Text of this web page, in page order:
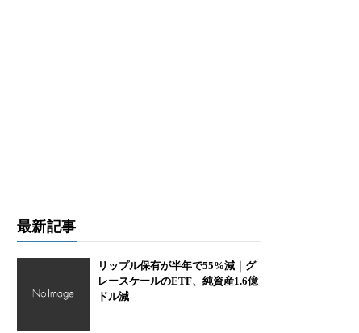
最新記事
リップル保有が半年で55%減｜グ
レースケールのETF、純資産1.6億
ドル減